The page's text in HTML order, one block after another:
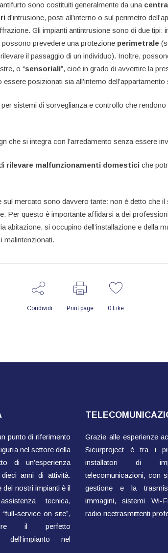
sono costituiti generalmente da una
d’intrusione, posti all’interno o sul perimetro
Gli impianti antintrusione sono di due
possono prevedere una protezione perimetrale
il passaggio di un individuo). Inoltre,
o “sensoriali”, cioè in grado di avvertire la
posizionati sia all’interno dell’appartamento
sistemi di sorveglianza e controllo che rendono
che si integra con l’arredamento senza essere
rilevare malfunzionamenti domestici che
mercato sono davvero tante: non è detto che il
Per questo è importante affidarsi a dei
abitazione, si occupino dell’installazione e della
malintenzionati.
Condividi Print page 0 Like
punto di riferimento
nel settore della
di un’esperienza
anni di attività.
dei nostri impianti è il
tecnica,
service on site”,
il perfetto
dell’impianto nel
Grazie alle esperienze
Sicurproject è tra i
installatori di
telecomunicazioni, con
gestione e la
immagini, sistemi Wi-
radio ricetrasmittenti